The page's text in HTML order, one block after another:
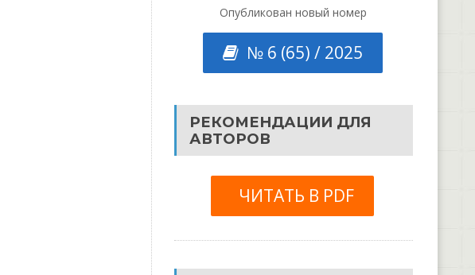
Опубликован новый номер
№ 6 (65) / 2025
РЕКОМЕНДАЦИИ ДЛЯ
АВТОРОВ
ЧИТАТЬ В PDF